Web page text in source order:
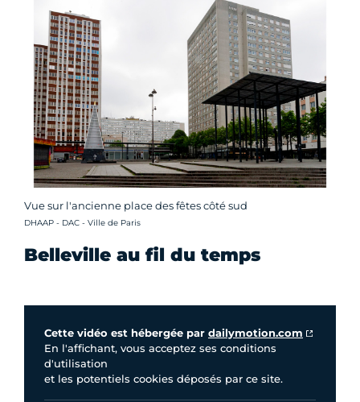
Vue sur l'ancienne place des fêtes côté sud
Crédit photo :
DHAAP - DAC - Ville de Paris
Belleville au fil du temps
Cette vidéo est hébergée par dailymotion.com
En l'affichant, vous acceptez ses conditions
d'utilisation
et les potentiels cookies déposés par ce site.